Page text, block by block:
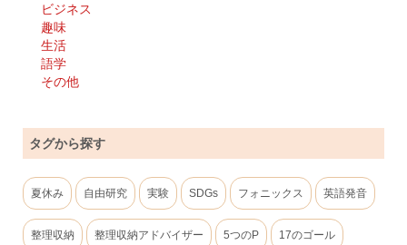
ビジネス
趣味
生活
語学
その他
タグから探す
夏休み 自由研究 実験 SDGs フォニックス 英語発音
整理収納 整理収納アドバイザー 5つのP 17のゴール